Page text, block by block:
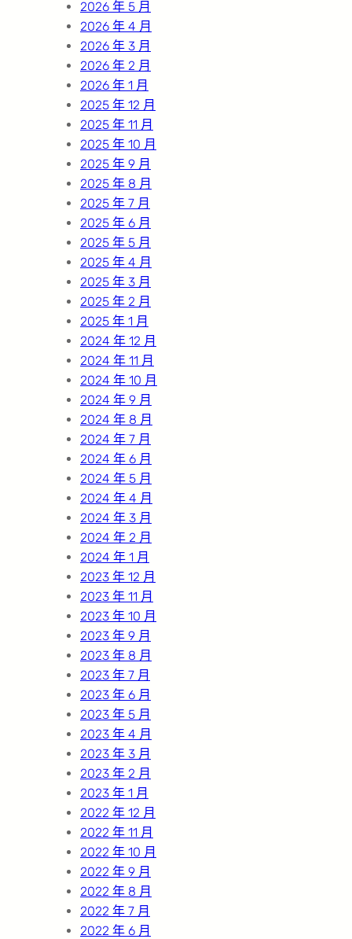
2026 年 5 月
2026 年 4 月
2026 年 3 月
2026 年 2 月
2026 年 1 月
2025 年 12 月
2025 年 11 月
2025 年 10 月
2025 年 9 月
2025 年 8 月
2025 年 7 月
2025 年 6 月
2025 年 5 月
2025 年 4 月
2025 年 3 月
2025 年 2 月
2025 年 1 月
2024 年 12 月
2024 年 11 月
2024 年 10 月
2024 年 9 月
2024 年 8 月
2024 年 7 月
2024 年 6 月
2024 年 5 月
2024 年 4 月
2024 年 3 月
2024 年 2 月
2024 年 1 月
2023 年 12 月
2023 年 11 月
2023 年 10 月
2023 年 9 月
2023 年 8 月
2023 年 7 月
2023 年 6 月
2023 年 5 月
2023 年 4 月
2023 年 3 月
2023 年 2 月
2023 年 1 月
2022 年 12 月
2022 年 11 月
2022 年 10 月
2022 年 9 月
2022 年 8 月
2022 年 7 月
2022 年 6 月